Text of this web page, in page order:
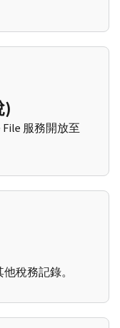
)
服務開放至
稅務記錄。